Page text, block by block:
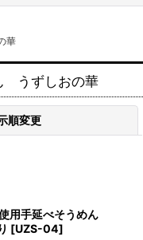
華
うずしおの華
順変更
用手延べそうめん
[UZS-04]